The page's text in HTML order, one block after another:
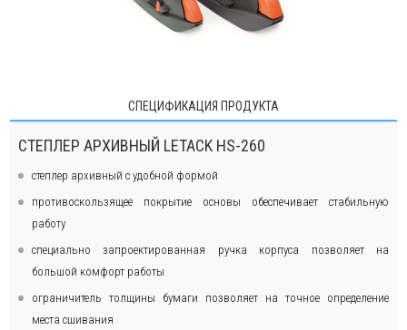
СПЕЦИФИКАЦИЯ ПРОДУКТА
СТЕПЛЕР АРХИВНЫЙ LETACK HS-260
степлер архивный с удобной формой
противоскользящее покрытие основы обеспечивает стабильную
работу
специально запроектированная ручка корпуса позволяет на
большой комфорт работы
ограничитель толщины бумаги позволяет на точное определение
места сшивания